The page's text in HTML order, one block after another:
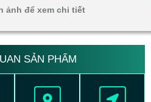
ảnh để xem chi tiết
SẢN PHẨM